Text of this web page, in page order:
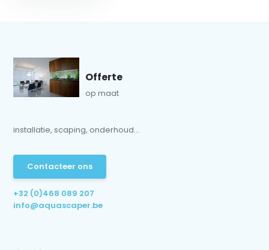
Offerte
op maat
installatie, scaping, onderhoud...
Contacteer ons
+32 (0)468 089 207
info@aquascaper.be